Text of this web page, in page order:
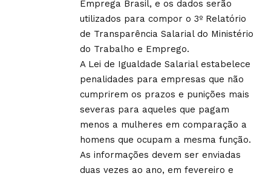
Emprega Brasil, e os dados serão
utilizados para compor o 3º Relatório
de Transparência Salarial do Ministério
do Trabalho e Emprego.
A Lei de Igualdade Salarial estabelece
penalidades para empresas que não
cumprirem os prazos e punições mais
severas para aqueles que pagam
menos a mulheres em comparação a
homens que ocupam a mesma função.
As informações devem ser enviadas
duas vezes ao ano, em fevereiro e